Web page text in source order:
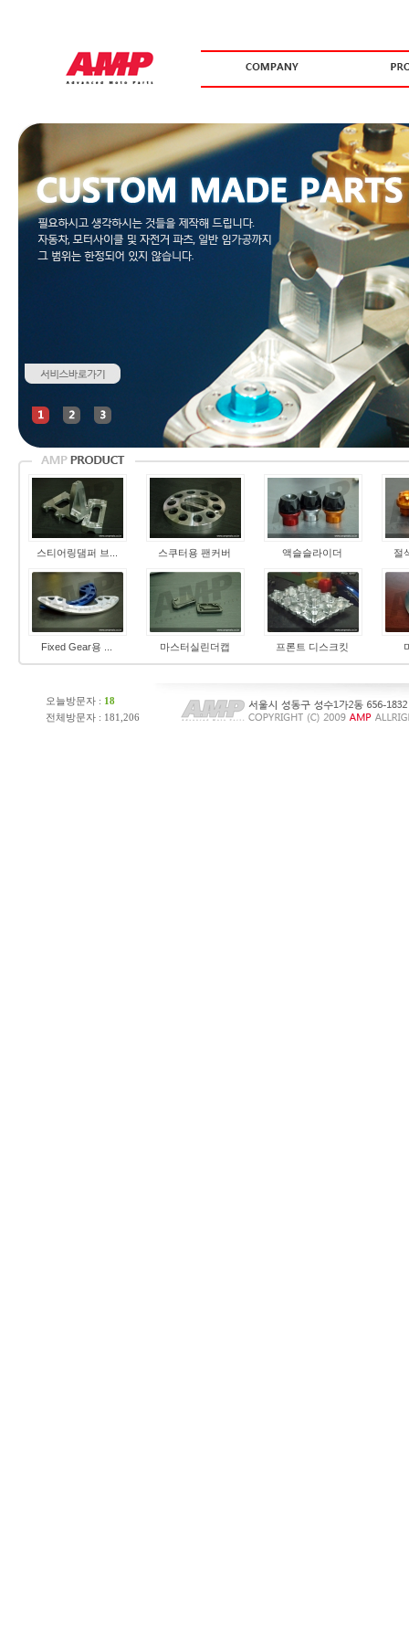
서비스
필요하시고 생각하시는 것들을 제작해 드립니다.자동차, 모터사이클 및 자전거
있지 않습니다.
스티어링댐퍼 브... 스쿠터용 팬커버 액슬슬라이더 절
Fixed Gear용 ... 마스터실린더캡 프론트 디스크킷
오늘방문자 : 18
전체방문자 : 181,206